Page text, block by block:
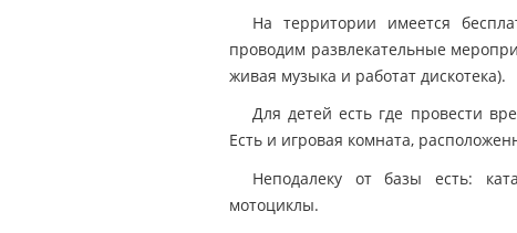
На территории имеется
проводим развлекательные
живая музыка и работат дискотека).
Для детей есть где провести
Есть и игровая комната,
Неподалеку от базы есть:
мотоциклы.